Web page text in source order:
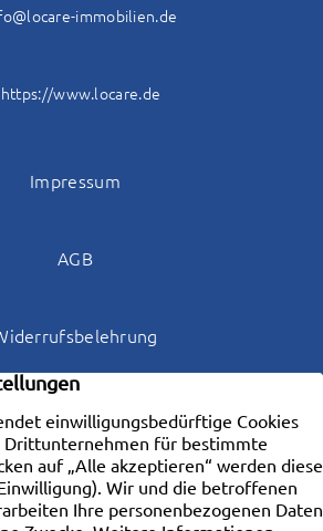
immobilien.de
https://www.locare.de
Impressum
AGB
Datenschutz
Kontakt